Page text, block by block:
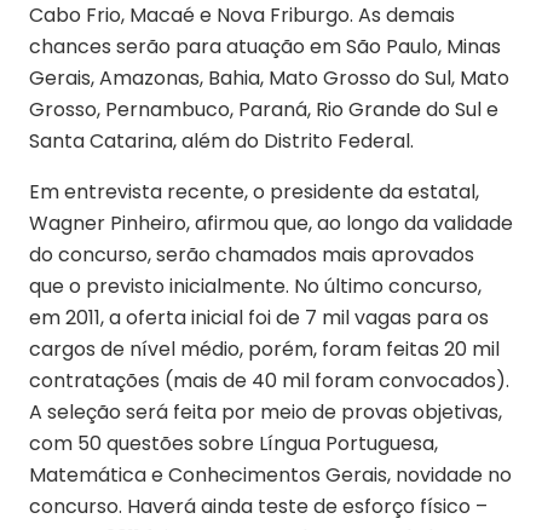
Cabo Frio, Macaé e Nova Friburgo. As demais
chances serão para atuação em São Paulo, Minas
Gerais, Amazonas, Bahia, Mato Grosso do Sul, Mato
Grosso, Pernambuco, Paraná, Rio Grande do Sul e
Santa Catarina, além do Distrito Federal.
Em entrevista recente, o presidente da estatal,
Wagner Pinheiro, afirmou que, ao longo da validade
do concurso, serão chamados mais aprovados
que o previsto inicialmente. No último concurso,
em 2011, a oferta inicial foi de 7 mil vagas para os
cargos de nível médio, porém, foram feitas 20 mil
contratações (mais de 40 mil foram convocados).
A seleção será feita por meio de provas objetivas,
com 50 questões sobre Língua Portuguesa,
Matemática e Conhecimentos Gerais, novidade no
concurso. Haverá ainda teste de esforço físico –